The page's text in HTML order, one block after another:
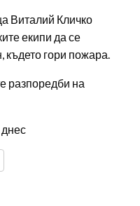
Виталий Кличко
екипи да се
където гори пожара.
разпоредби на